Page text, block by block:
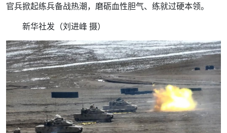
官兵掀起练兵备战热潮，磨砺血性胆气、练就过硬本领。
新华社发（刘进峰 摄）